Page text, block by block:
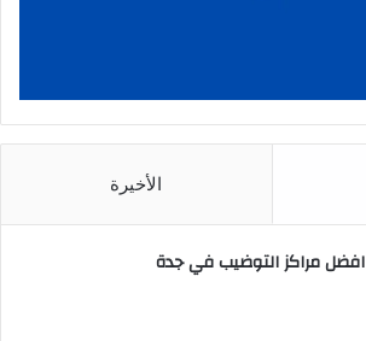
الأخيرة
افضل مراكز التوضيب في جدة